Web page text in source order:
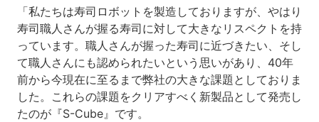
「私たちは寿司ロボットを製造しておりますが、やはり
寿司職人さんが握る寿司に対して大きなリスペクトを持
っています。職人さんが握った寿司に近づきたい、そし
て職人さんにも認められたいという思いがあり、40年
前から今現在に至るまで弊社の大きな課題としておりま
した。これらの課題をクリアすべく新製品として発売し
たのが『S-Cube』です。